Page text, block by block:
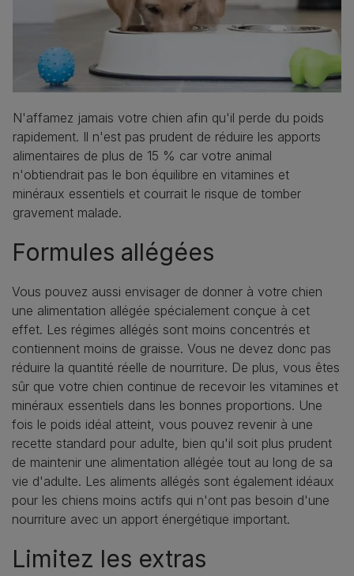
N'affamez jamais votre chien afin qu'il perde du poids
rapidement. Il n'est pas prudent de réduire les apports
alimentaires de plus de 15 % car votre animal
n'obtiendrait pas le bon équilibre en vitamines et
minéraux essentiels et courrait le risque de tomber
gravement malade.
Formules allégées
Vous pouvez aussi envisager de donner à votre chien
une alimentation allégée spécialement conçue à cet
effet. Les régimes allégés sont moins concentrés et
contiennent moins de graisse. Vous ne devez donc pas
réduire la quantité réelle de nourriture. De plus, vous êtes
sûr que votre chien continue de recevoir les vitamines et
minéraux essentiels dans les bonnes proportions. Une
fois le poids idéal atteint, vous pouvez revenir à une
recette standard pour adulte, bien qu'il soit plus prudent
de maintenir une alimentation allégée tout au long de sa
vie d'adulte. Les aliments allégés sont également idéaux
pour les chiens moins actifs qui n'ont pas besoin d'une
nourriture avec un apport énergétique important.
Limitez les extras